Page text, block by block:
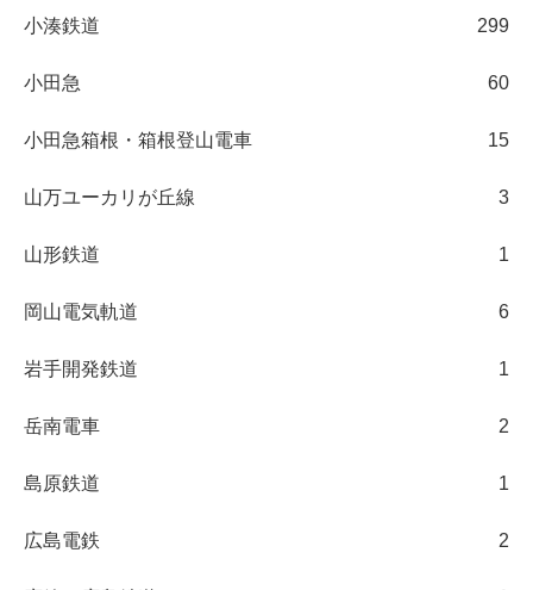
小湊鉄道 299
小田急 60
小田急箱根・箱根登山電車 15
山万ユーカリが丘線 3
山形鉄道 1
岡山電気軌道 6
岩手開発鉄道 1
岳南電車 2
島原鉄道 1
広島電鉄 2